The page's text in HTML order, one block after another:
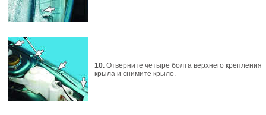
10. Отверните четыре болта верхнего крепления
крыла и снимите крыло.